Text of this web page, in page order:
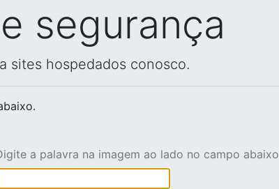
segurança
sites hospedados conosco.
a palavra na imagem ao lado no campo abaixo